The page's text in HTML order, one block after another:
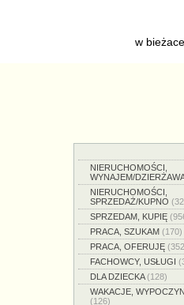
w
NIERUCHOMOŚCI,
WYNAJEM/
NIERUCHOMOŚCI,
SPRZEDAŻ/KUPNO
SPRZEDAM, KUPIĘ
PRACA, SZUKAM (170)
PRACA, OFERUJĘ
FACHOWCY, USŁUGI
DLA DZIECKA(128)
WAKACJE,
(126)